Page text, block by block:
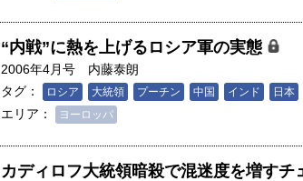
“内戦”に熱を上げるロシア軍の実態
2006年4月号
内藤泰朗
タグ：
ロシア 大統領 プーチン 中国 インド 日本
エリア： ヨーロッパ
カディロフ大統領暗殺で混迷度を増すチ